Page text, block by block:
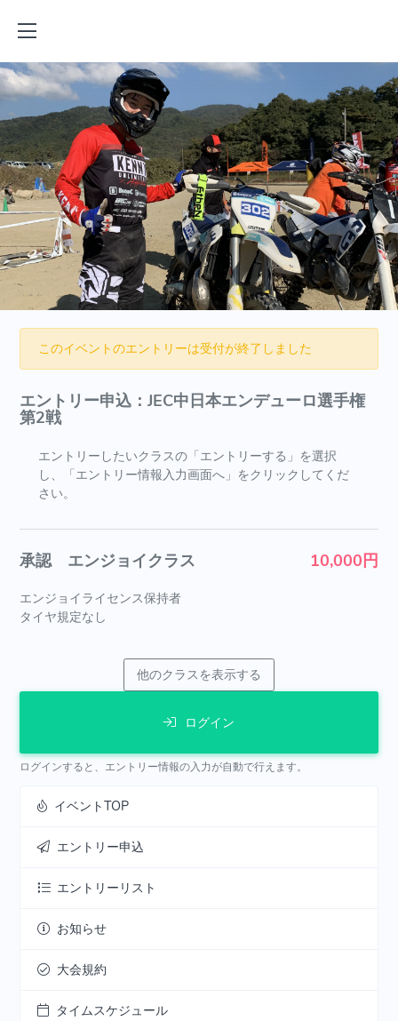
このイベントのエントリーは受付が終了しました
エントリー申込：JEC中日本エンデューロ選手権
第2戦
エントリーしたいクラスの「エントリーする」を選択
し、「エントリー情報入力画面へ」をクリックしてくだ
さい。
10,000円
承認 エンジョイクラス
エンジョイライセンス保持者
タイヤ規定なし
他のクラスを表示する
ログイン
ログインすると、エントリー情報の入力が自動で行えます。
イベントTOP
エントリー申込
エントリーリスト
お知らせ
大会規約
タイムスケジュール